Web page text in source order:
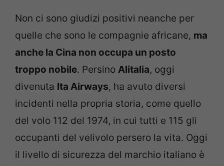
Non ci sono giudizi positivi neanche per
quelle che sono le compagnie africane, ma
anche la Cina non occupa un posto
troppo nobile. Persino Alitalia, oggi
divenuta Ita Airways, ha avuto diversi
incidenti nella propria storia, come quello
del volo 112 del 1974, in cui tutti e 115 gli
occupanti del velivolo persero la vita. Oggi
il livello di sicurezza del marchio italiano è